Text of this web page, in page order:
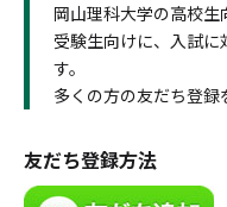
岡山理科大学の高校生
受験生向けに、入試
す。
多くの方の友だち登
友だち登録方法